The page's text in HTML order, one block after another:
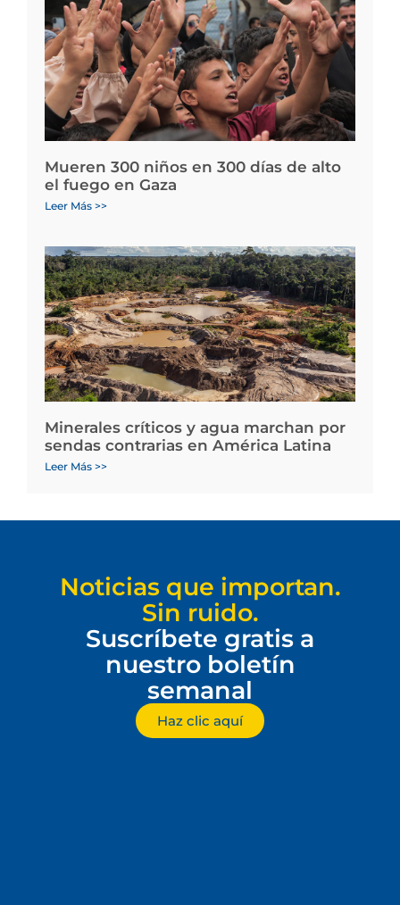
Mueren 300 niños en 300 días de alto
el fuego en Gaza
Leer Más >>
Minerales críticos y agua marchan por
sendas contrarias en América Latina
Leer Más >>
Noticias que importan.
Sin ruido.
Suscríbete gratis a
nuestro boletín
semanal
Haz clic aquí